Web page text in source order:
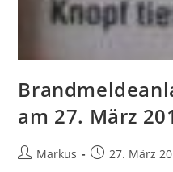
am 27. März
Markus 27. März